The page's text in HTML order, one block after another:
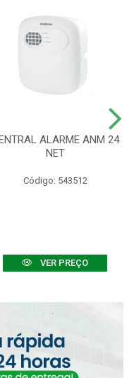
ALARME ANM 24
NET
Código: 543512
VER PREÇO